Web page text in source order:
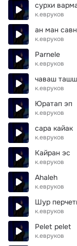
сурхи
к.евруков
ан ман
к.евруков
Parnele
к.евруков
чаваш
к.евруков
Юратап эп
к.евруков
сара кайак
к.евруков
Кайран эс
к.евруков
Ahaleh
к.евруков
Шур
к.евруков
Pelet pelet
к.евруков